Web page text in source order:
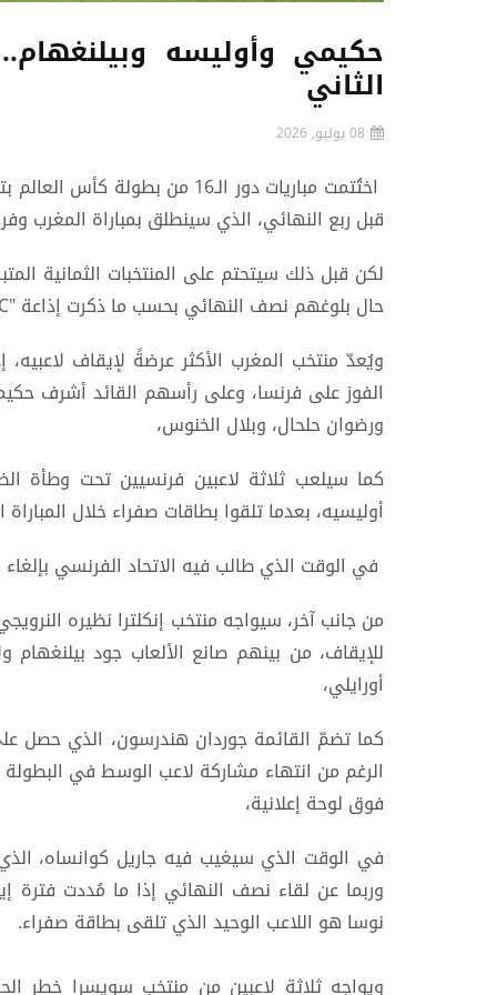
حكيمي وأوليسه
الثاني
08 يوليو, 2026
اختُتمت مباريات دور الـ16 من
قبل ربع النهائي، الذي سينطلق بمباراة المغرب وفرنسا
لكن قبل ذلك سيتحتم على المنتخبات الثمانية
حال بلوغهم نصف النهائي بحسب ما ذكرت إذاعة "RMC" الفرنسية.
ويُعدّ منتخب المغرب الأكثر عرضةً لإيقاف
الفوز على فرنسا، وعلى رأسهم القائد أشرف
ورضوان حلحال، وبلال الخنوس،
كما سيلعب ثلاثة لاعبين فرنسيين تحت وطأة
أوليسيه، بعدما تلقوا بطاقات صفراء خلال المباراة
في الوقت الذي طالب فيه الاتحاد الفرنسي بإلغاء
للإيقاف، من بينهم صانع الألعاب جود
أورايلي،
كما تضمّ القائمة جوردان هندرسون، الذي حصل
الرغم من انتهاء مشاركة لاعب الوسط في
فوق لوحة إعلانية،
وربما عن لقاء نصف النهائي إذا ما مُددت فترة
نوسا هو اللاعب الوحيد الذي تلقى بطاقة صفراء.
ويواجه ثلاثة لاعبين من منتخب سويسرا خطر